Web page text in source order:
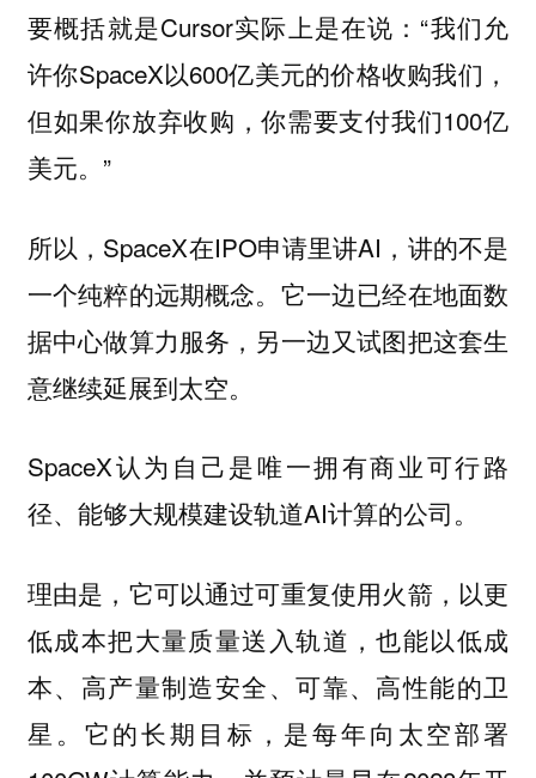
要概括就是Cursor实际上是在说：“我们允
许你SpaceX以600亿美元的价格收购我们，
但如果你放弃收购，你需要支付我们100亿
美元。”
所以，SpaceX在IPO申请里讲AI，讲的不是
一个纯粹的远期概念。它一边已经在地面数
据中心做算力服务，另一边又试图把这套生
意继续延展到太空。
SpaceX认为自己是唯一拥有商业可行路
径、能够大规模建设轨道AI计算的公司。
理由是，它可以通过可重复使用火箭，以更
低成本把大量质量送入轨道，也能以低成
本、高产量制造安全、可靠、高性能的卫
星。它的长期目标，是每年向太空部署